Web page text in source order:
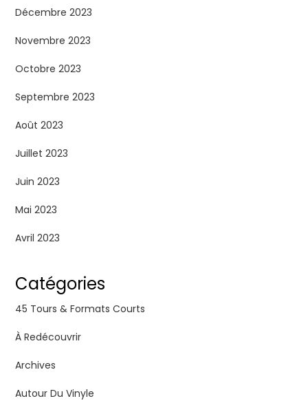
Décembre 2023
Novembre 2023
Octobre 2023
Septembre 2023
Août 2023
Juillet 2023
Juin 2023
Mai 2023
Avril 2023
Catégories
45 Tours & Formats Courts
À Redécouvrir
Archives
Autour Du Vinyle